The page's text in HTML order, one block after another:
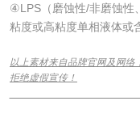
④LPS（磨蚀性/非磨蚀性
粘度或高粘度单相液体或
以上素材来自品牌官网及网络
拒绝虚假宣传！